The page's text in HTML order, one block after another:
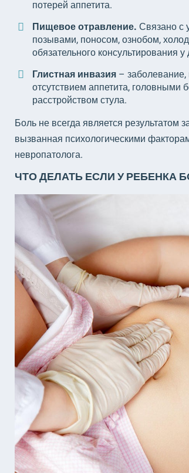
потерей аппетита.
Пищевое отравление. Связано с
позывами, поносом, ознобом,
обязательного консультирования у
Глистная инвазия –
отсутствием аппетита,
расстройством стула.
Боль не всегда является
вызванная психологическими
невропатолога.
ЧТО ДЕЛАТЬ ЕСЛИ У РЕБЕНКА